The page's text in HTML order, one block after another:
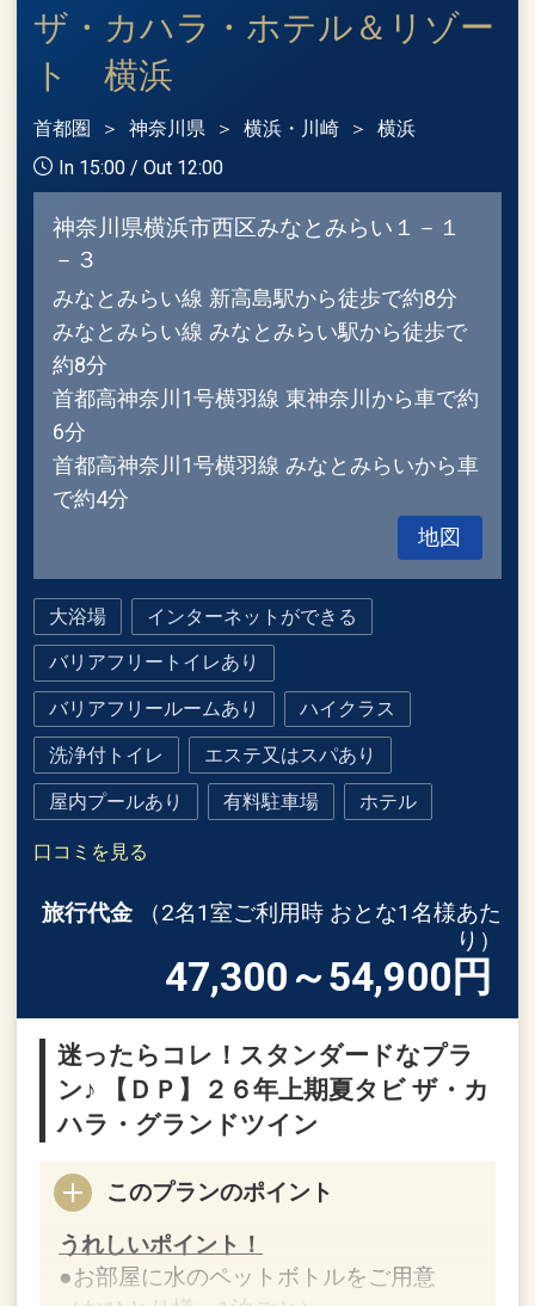
ザ・カハラ・ホテル＆リゾー
ト 横浜
首都圏 神奈川県 横浜・川崎
横浜
In 15:00 / Out 12:00
神奈川県横浜市西区みなとみらい１－１
－３
みなとみらい線 新高島駅から徒歩で約8分
みなとみらい線 みなとみらい駅から徒歩で
約8分
首都高神奈川1号横羽線 東神奈川から車で約
6分
首都高神奈川1号横羽線 みなとみらいから車
で約4分
地図
大浴場 インターネットができる
バリアフリートイレあり
バリアフリールームあり ハイクラス
洗浄付トイレ エステ又はスパあり
屋内プールあり 有料駐車場 ホテル
口コミを見る
旅行代金
（2名1室ご利用時 おとな1名様あた
り）
47,300～54,900 円
迷ったらコレ！スタンダードなプラ
ン♪ 【ＤＰ】２６年上期夏タビ ザ・カ
ハラ・グランドツイン
このプランのポイント
うれしいポイント！
●お部屋に水のペットボトルをご用意